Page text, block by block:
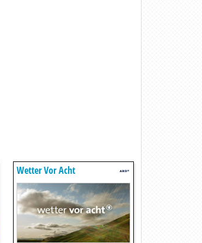
Wetter Vor Acht